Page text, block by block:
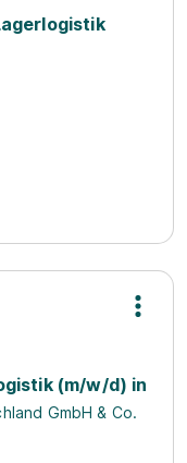
(m/w/d) in
GmbH & Co.